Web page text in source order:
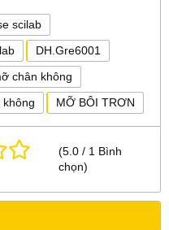
scilab
DH.Gre6001
chân không
không MỠ BÔI TRƠN
(5.0 / 1 Bình
chọn)